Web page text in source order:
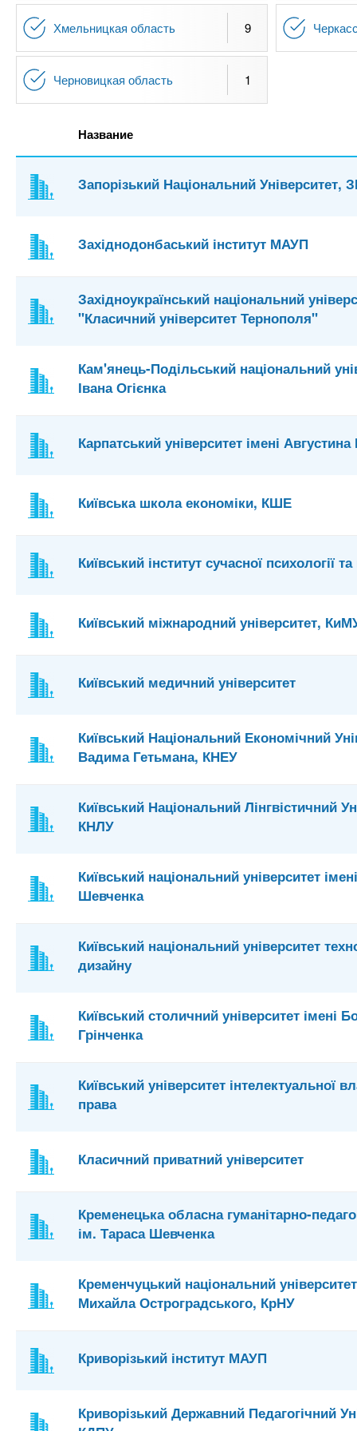
Хмельницкая область 9
Черновицкая область 1
Название
Запорізький Національний Університет,
Західнодонбаський інститут МАУП
Західноукраїнський національний
"Класичний університет Тернополя"
Кам'янець-Подільський національний
Івана Огієнка
Карпатський університет імені
Київська школа економіки, КШЕ
Київський інститут сучасної психології та
Київський міжнародний університет,
Київський медичний університет
Київський Національний Економічний
Вадима Гетьмана, КНЕУ
Київський Національний Лінгвістичний
КНЛУ
Київський національний університет
Шевченка
Київський національний університет
дизайну
Київський столичний університет імені
Грінченка
Київський університет інтелектуальної
права
Класичний приватний університет
Кременецька обласна гуманітарно-
ім. Тараса Шевченка
Кременчуцький національний університет
Михайла Остроградського, КрНУ
Криворізький інститут МАУП
Криворізький Державний Педагогічний